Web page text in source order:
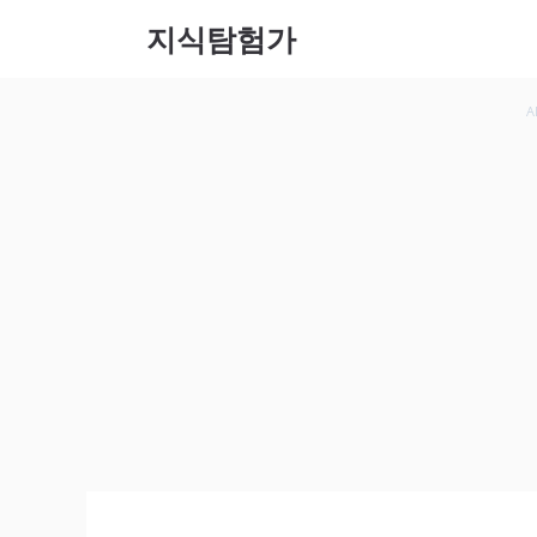
지식탐험가